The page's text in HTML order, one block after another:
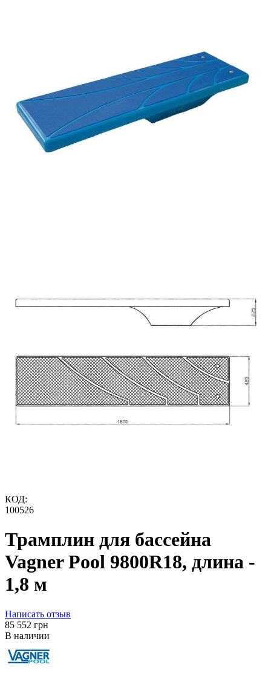
КОД:
100526
Трамплин для бассейна
Vagner Pool 9800R18, длина -
1,8 м
Написать отзыв
‍85 552‍ грн
В наличии